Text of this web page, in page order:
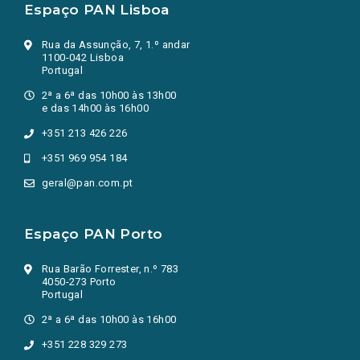
Espaço PAN Lisboa
Rua da Assunção, 7, 1.º andar
1100-042 Lisboa
Portugal
2ª a 6ª das 10h00 às 13h00
e das 14h00 às 16h00
+351 213 426 226
+351 969 954 184
geral@pan.com.pt
Espaço PAN Porto
Rua Barão Forrester, n.º 783
4050-273 Porto
Portugal
2ª a 6ª das 10h00 às 16h00
+351 228 329 273